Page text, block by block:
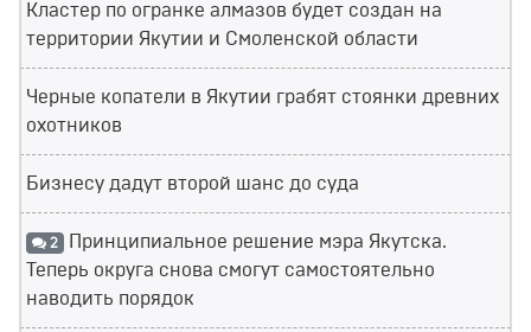
Кластер по огранке алмазов будет создан на
территории Якутии и Смоленской области
Черные копатели в Якутии грабят стоянки древних
охотников
Бизнесу дадут второй шанс до суда
2 Принципиальное решение мэра Якутска.
Теперь округа снова смогут самостоятельно
наводить порядок